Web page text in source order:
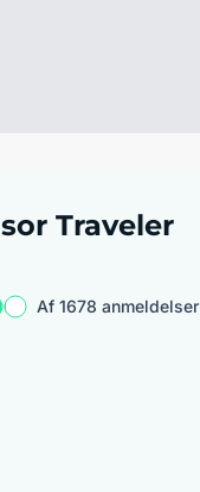
Traveler
Af 1678 anmeldelser